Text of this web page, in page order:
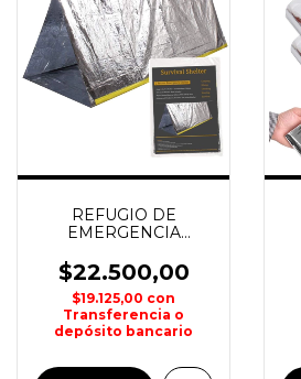
REFUGIO DE
EMERGENCIA
$22.500,00
$19.125,00 con
Transferencia o
depósito bancario